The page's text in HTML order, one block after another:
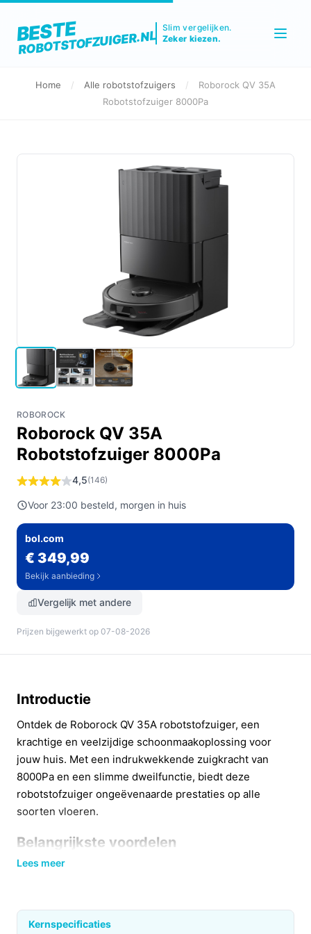
BESTE
ROBOTSTOFZUIGER.NL
Slim vergelijken.
Zeker kiezen.
Home / Alle robotstofzuigers /
Roborock QV 35A
Robotstofzuiger 8000Pa
ROBOROCK
Roborock QV 35A
Robotstofzuiger 8000Pa
4,5(146)
Voor 23:00 besteld, morgen in huis
bol.com
€ 349,99
Bekijk aanbieding
Vergelijk met andere
Prijzen bijgewerkt op 07-08-2026
Introductie
Ontdek de Roborock QV 35A robotstofzuiger, een
krachtige en veelzijdige schoonmaakoplossing voor
jouw huis. Met een indrukwekkende zuigkracht van
8000Pa en een slimme dweilfunctie, biedt deze
robotstofzuiger ongeëvenaarde prestaties op alle
soorten vloeren.
Belangrijkste voordelen
De Roborock QV 35A is niet alleen efficiënt, maar ook
robotstofzuiger het schoonmaken gemakkelijker dan
Lees meer
Kernspecificaties